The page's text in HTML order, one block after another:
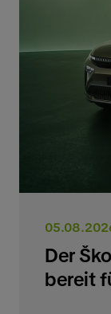
Der
bereit